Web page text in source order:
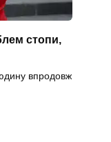
стопи,
впродовж